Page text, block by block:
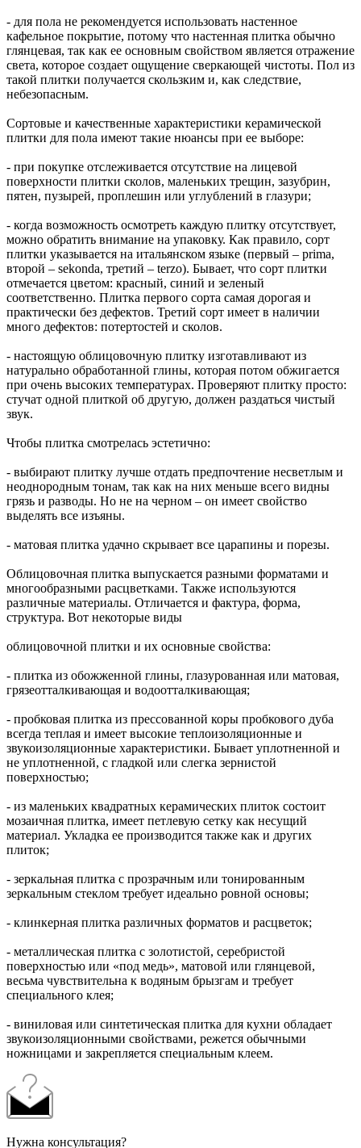
- для пола не рекомендуется использовать настенное
кафельное покрытие, потому что настенная плитка обычно
глянцевая, так как ее основным свойством является отражение
света, которое создает ощущение сверкающей чистоты. Пол из
такой плитки получается скользким и, как следствие,
небезопасным.
Сортовые и качественные характеристики керамической
плитки для пола имеют такие нюансы при ее выборе:
- при покупке отслеживается отсутствие на лицевой
поверхности плитки сколов, маленьких трещин, зазубрин,
пятен, пузырей, проплешин или углублений в глазури;
- когда возможность осмотреть каждую плитку отсутствует,
можно обратить внимание на упаковку. Как правило, сорт
плитки указывается на итальянском языке (первый – prima,
второй – sekonda, третий – terzo). Бывает, что сорт плитки
отмечается цветом: красный, синий и зеленый
соответственно. Плитка первого сорта самая дорогая и
практически без дефектов. Третий сорт имеет в наличии
много дефектов: потертостей и сколов.
- настоящую облицовочную плитку изготавливают из
натурально обработанной глины, которая потом обжигается
при очень высоких температурах. Проверяют плитку просто:
стучат одной плиткой об другую, должен раздаться чистый
звук.
Чтобы плитка смотрелась эстетично:
- выбирают плитку лучше отдать предпочтение несветлым и
неоднородным тонам, так как на них меньше всего видны
грязь и разводы. Но не на черном – он имеет свойство
выделять все изъяны.
- матовая плитка удачно скрывает все царапины и порезы.
Облицовочная плитка выпускается разными форматами и
многообразными расцветками. Также используются
различные материалы. Отличается и фактура, форма,
структура. Вот некоторые виды
облицовочной плитки и их основные свойства:
- плитка из обожженной глины, глазурованная или матовая,
грязеотталкивающая и водоотталкивающая;
- пробковая плитка из прессованной коры пробкового дуба
всегда теплая и имеет высокие теплоизоляционные и
звукоизоляционные характеристики. Бывает уплотненной и
не уплотненной, с гладкой или слегка зернистой
поверхностью;
- из маленьких квадратных керамических плиток состоит
мозаичная плитка, имеет петлевую сетку как несущий
материал. Укладка ее производится также как и других
плиток;
- зеркальная плитка с прозрачным или тонированным
зеркальным стеклом требует идеально ровной основы;
- клинкерная плитка различных форматов и расцветок;
- металлическая плитка с золотистой, серебристой
поверхностью или «под медь», матовой или глянцевой,
весьма чувствительна к водяным брызгам и требует
специального клея;
- виниловая или синтетическая плитка для кухни обладает
звукоизоляционными свойствами, режется обычными
ножницами и закрепляется специальным клеем.
Нужна консультация?